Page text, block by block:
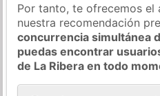
Por tanto, te ofrecemos el
nuestra recomendación
concurrencia simultánea
puedas encontrar
de La Ribera en todo